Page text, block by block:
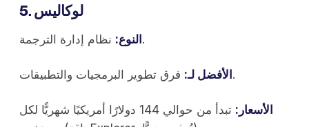
5. لوكاليس
النوع:نظام إدارة الترجمة.
الأفضل لـ:فرق تطوير البرمجيات والتطبيقات.
الأسعار:
تبدأ من حوالي 144 دولارًا أمريكيًا شهريًّا لكل